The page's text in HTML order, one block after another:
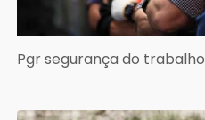
Pgr segurança do trabalho